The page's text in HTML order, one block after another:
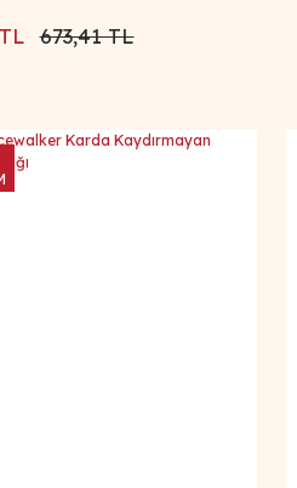
673,41 TL